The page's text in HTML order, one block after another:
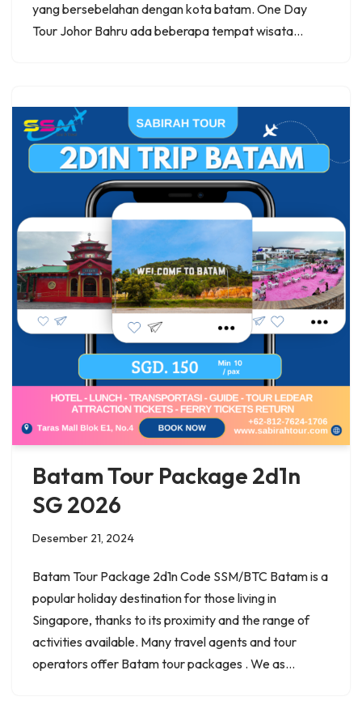
yang bersebelahan dengan kota batam. One Day
Tour Johor Bahru ada beberapa tempat wisata…
Batam Tour Package 2d1n
SG 2026
Desember 21, 2024
Batam Tour Package 2d1n Code SSM/BTC Batam is a
popular holiday destination for those living in
Singapore, thanks to its proximity and the range of
activities available. Many travel agents and tour
operators offer Batam tour packages . We as…